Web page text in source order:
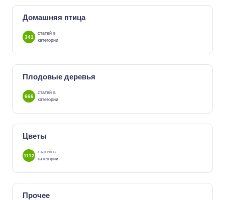
Домашняя птица
341
статей в
категории
Плодовые деревья
666
статей в
категории
Цветы
1112
статей в
категории
Прочее